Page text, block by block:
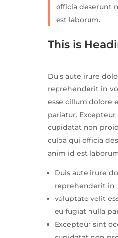
officia deserunt
est laborum.
This is
Duis aute irure
reprehenderit in
esse cillum dolore
pariatur. Excepteur
cupidatat non
culpa qui officia
anim id est
Duis aute irure
reprehenderit in
voluptate velit
eu fugiat nulla
Excepteur sint